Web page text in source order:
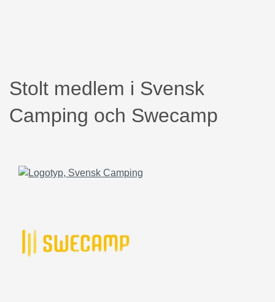
Stolt medlem i Svensk
Camping och Swecamp